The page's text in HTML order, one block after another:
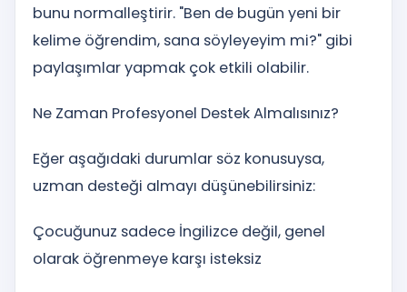
bunu normalleştirir. "Ben de bugün yeni bir
kelime öğrendim, sana söyleyeyim mi?" gibi
paylaşımlar yapmak çok etkili olabilir.
Ne Zaman Profesyonel Destek Almalısınız?
Eğer aşağıdaki durumlar söz konusuysa,
uzman desteği almayı düşünebilirsiniz:
Çocuğunuz sadece İngilizce değil, genel
olarak öğrenmeye karşı isteksiz